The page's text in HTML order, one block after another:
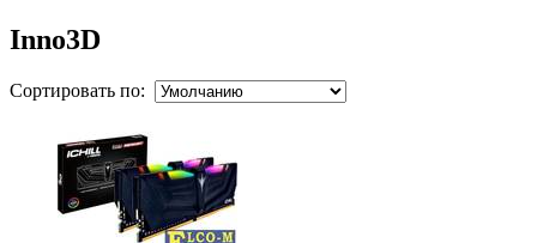
Inno3D
Сортировать по: